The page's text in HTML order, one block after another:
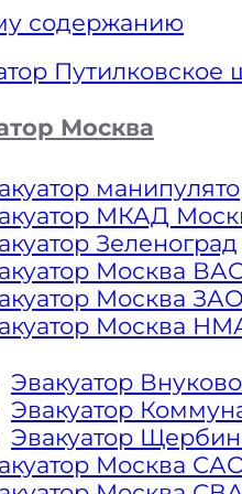
содержанию
Путилковское
Москва
МКАД
Зеленоград
Москва
Москва
Москва
Эвакуатор Внуково
Эвакуатор
Эвакуатор
Москва